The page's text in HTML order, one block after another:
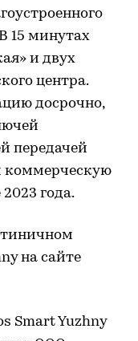
15 минутах
и двух
центра.
досрочно,
передачей
коммерческую
года.
на сайте
Smart Yuzhny